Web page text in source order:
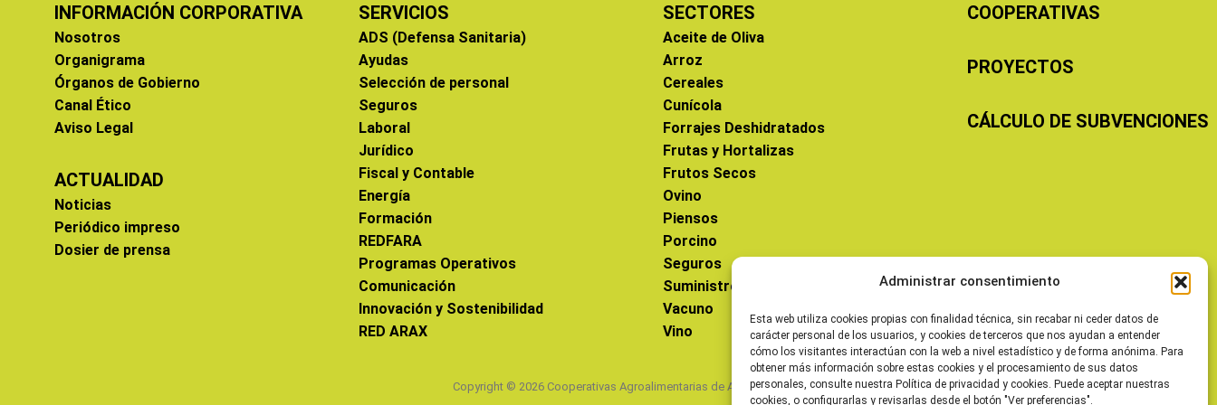
Administrar consentimiento
Esta web utiliza cookies propias con finalidad técnica, sin recabar ni ceder datos de
carácter personal de los usuarios, y cookies de terceros que nos ayudan a entender
cómo los visitantes interactúan con la web a nivel estadístico y de forma anónima. Para
obtener más información sobre estas cookies y el procesamiento de sus datos
personales, consulte nuestra Política de privacidad y cookies. Puede aceptar nuestras
cookies, o configurarlas y revisarlas desde el botón "Ver preferencias".
INFORMACIÓN CORPORATIVA
Nosotros
Organigrama
Órganos de Gobierno
Canal Ético
Aviso Legal
ACTUALIDAD
Noticias
Periódico impreso
Dosier de prensa
SERVICIOS
ADS (Defensa Sanitaria)
Ayudas
Selección de personal
Seguros
Laboral
Jurídico
Fiscal y Contable
Energía
Formación
REDFARA
Programas Operativos
Comunicación
Innovación y Sostenibilidad
RED ARAX
SECTORES
Aceite de Oliva
Arroz
Cereales
Cunícola
Forrajes Deshidratados
Frutas y Hortalizas
Frutos Secos
Ovino
Piensos
Porcino
Seguros
Suministros
Vacuno
Vino
COOPERATIVAS
PROYECTOS
CÁLCULO DE SUBVENCIONES
Copyright © 2026 Cooperativas Agroalimentarias de Aragón